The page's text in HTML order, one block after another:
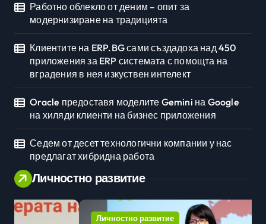
Работно облекло от деним – опит за
модернизиране на традицията
Клиентите на ERP.BG сами създадоха над 450
приложения за ERP системата с помощта на
вградения в нея изкуствен интелект
Oracle предоставя моделите Gemini на Google
на хиляди клиенти на бизнес приложения
Седем от десет технологични компании у нас
предлагат хибридна работа
Личностно развитие
Личностно развитие